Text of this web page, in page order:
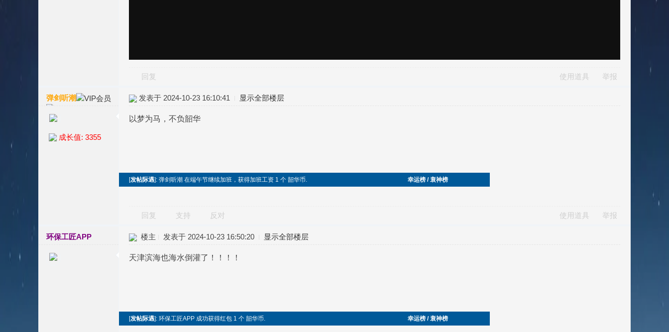
回复 使用道具 举报
弹剑听潮
成长值: 3355
发表于 2024-10-23 16:10:41 显示全部楼层
以梦为马，不负韶华
[发帖际遇]: 弹剑听潮 在端午节继续加班，获得加班工资 1 个 韶华币. 幸运榜 / 衰神榜
回复 支持 反对 使用道具 举报
环保工匠APP 楼主 发表于 2024-10-23 16:50:20 显示全部楼层
天津滨海也海水倒灌了！！！！
[发帖际遇]: 环保工匠APP 成功获得红包 1 个 韶华币. 幸运榜 / 衰神榜